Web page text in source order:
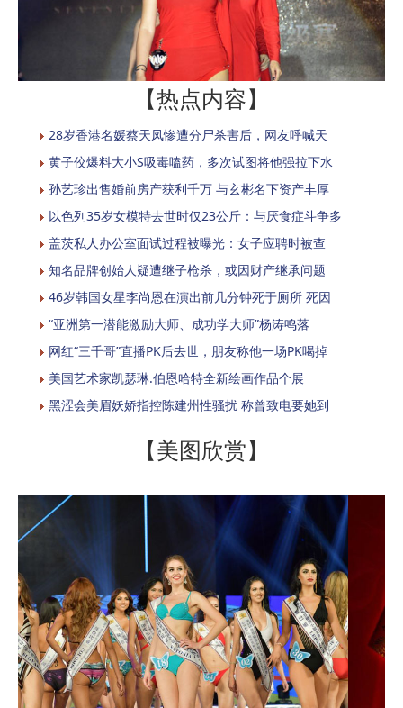
【热点内容】
28岁香港名媛蔡天凤惨遭分尸杀害后，网友呼喊天
黄子佼爆料大小S吸毒嗑药，多次试图将他强拉下水
孙艺珍出售婚前房产获利千万 与玄彬名下资产丰厚
以色列35岁女模特去世时仅23公斤：与厌食症斗争多
盖茨私人办公室面试过程被曝光：女子应聘时被查
知名品牌创始人疑遭继子枪杀，或因财产继承问题
46岁韩国女星李尚恩在演出前几分钟死于厕所 死因
“亚洲第一潜能激励大师、成功学大师”杨涛鸣落
网红“三千哥”直播PK后去世，朋友称他一场PK喝掉
美国艺术家凯瑟琳.伯恩哈特全新绘画作品个展
黑涩会美眉妖娇指控陈建州性骚扰 称曾致电要她到
【美图欣赏】